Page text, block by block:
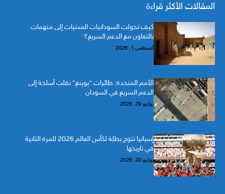
المقالات الأكثر قراءة
كيف تحولت السودانيات المدنيات إلى متهمات
بالتعاون مع الدعم السريع؟
أغسطس 1, 2026
الأمم المتحدة: طائرات “بوينغ” نقلت أسلحة إلى
الدعم السريع في السودان
يوليو 29, 2026
إسبانيا تتوج بطلة لكأس العالم 2026 للمرة الثانية
في تاريخها
يوليو 20, 2026